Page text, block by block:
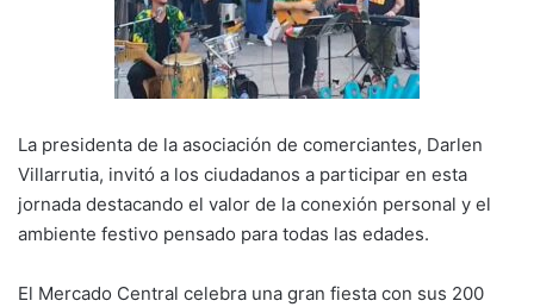
La presidenta de la asociación de comerciantes, Darlen
Villarrutia, invitó a los ciudadanos a participar en esta
jornada destacando el valor de la conexión personal y el
ambiente festivo pensado para todas las edades.
El Mercado Central celebra una gran fiesta con sus 200